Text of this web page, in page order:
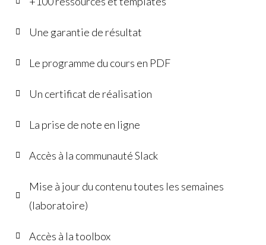
Une garantie de résultat
Le programme du cours en PDF
Un certificat de réalisation
La prise de note en ligne
Accès à la communauté Slack
Mise à jour du contenu toutes les semaines
(laboratoire)
Accès à la toolbox